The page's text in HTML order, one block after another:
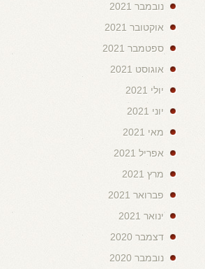
נובמבר 2021
אוקטובר 2021
ספטמבר 2021
אוגוסט 2021
יולי 2021
יוני 2021
מאי 2021
אפריל 2021
מרץ 2021
פברואר 2021
ינואר 2021
דצמבר 2020
נובמבר 2020